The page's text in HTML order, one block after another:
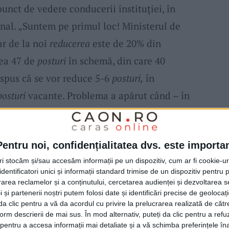
noi, confidențialitatea dvs. este
stocăm și/sau accesăm informații pe un dispozitiv, cum ar fi cookie-
unici și informații standard trimise de un dispozitiv pentru
reclamelor și a conținutului, cercetarea audienței și dezvoltarea
și partenerii noștri putem folosi date și identificări precise de
clic pentru a vă da acordul cu privire la prelucrarea realizată de
descrierii de mai sus. În mod alternativ, puteți da clic pentru a
a accesa informații mai detaliate și a vă schimba preferințele
de vedere conducerii instituției, în
„Suntem pe primul loc! Ministerul de
de la noi reducerea este de 20% din
47 de posturiîn schemă, din care 40
că se vor reduce 5-6 posturi, în
vacante. Problema a apărut când – în
sau le-a scăpat faptul – n-au ținut
trebuie să rămână un postvacant. Am
ladisponibilizareaa 8 persoane din cadrul
Ioan Dragomir.
secretar general al Prefecturiieste ocupat
un loc vacant. Lucru valabil și pentru cel